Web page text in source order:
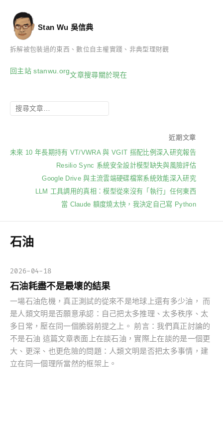
Stan Wu 吳信典
拆解被包裝過的東西、數位自主權實踐、非典型理財觀
回主站 stanwu.org文章搜尋關於現在
近期文章
未來 10 年長期持有 VT/VWRA 與 VGIT 搭配比例深入研究報告
Resilio Sync 系統安全設計模型缺失與風險評估
Google Drive 與主流雲端硬碟檔案系統效能深入研究
LLM 工具調用的真相：模型從來沒有「執行」任何東西
當 Claude 額度燒太快，我決定自己寫 Python
石油
2026-04-18
石油耗盡不是最壞的結果
一場石油危機，真正測試的從來不是地球上還有多少油， 而
是人類文明是否願意承認：自己把太多推理、太多秩序、太
多日常，壓在同一個脆弱前提之上。 前言：我們真正討論的
不是石油 這篇文章表面上在談石油，實際上在談的是一個更
大、更深、也更危險的問題：人類文明是否把太多事情，建
立在同一個理所當然的框架上。